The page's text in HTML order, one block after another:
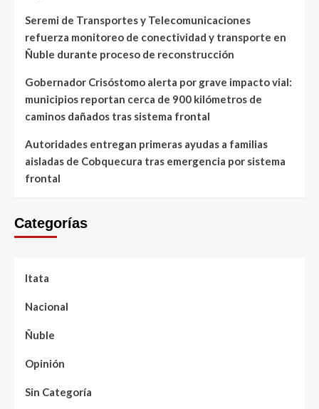
Seremi de Transportes y Telecomunicaciones
refuerza monitoreo de conectividad y transporte en
Ñuble durante proceso de reconstrucción
Gobernador Crisóstomo alerta por grave impacto vial:
municipios reportan cerca de 900 kilómetros de
caminos dañados tras sistema frontal
Autoridades entregan primeras ayudas a familias
aisladas de Cobquecura tras emergencia por sistema
frontal
Categorías
Itata
Nacional
Ñuble
Opinión
Sin Categoría